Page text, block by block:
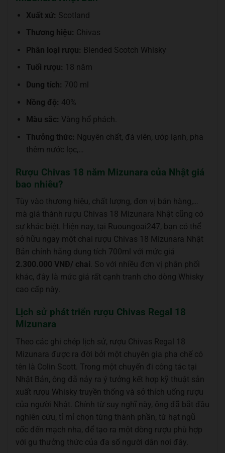
Xuất xứ: Scotland
Thương hiệu: Chivas
Phân loại rượu: Blended Scotch Whisky
Tuổi rượu: 18 năm
Dung tích: 700 ml
Nồng độ: 40%
Màu sắc: Vàng hổ phách.
Thưởng thức: Nguyên chất, đá viên, ướp lạnh, pha
thêm nước lọc,…
Rượu Chivas 18 năm Mizunara của Nhật giá
bao nhiêu?
Tùy vào thương hiệu, chất lượng, đơn vị bán hàng,…
mà giá thành rượu Chivas 18 Mizunara Nhật cũng có
sự khác biệt. Hiện nay, tại Ruoungoai247, bạn có thể
sở hữu ngay một chai rượu Chivas 18 Mizunara Nhật
Bản chính hãng dung tích 700ml với mức giá
2.300.000 VNĐ/ chai . So với nhiều đơn vị phân phối
khác, đây là mức giá rất cạnh tranh cho dòng Whisky
cao cấp này.
Lịch sử phát triển rượu Chivas Regal 18
Mizunara
Theo các ghi chép lịch sử, rượu Chivas Regal 18
Mizunara được ra đời bởi một chuyên gia pha chế có
tên là Colin Scott. Trong một chuyến đi công tác tại
Nhật Bản, ông đã nảy ra ý tưởng kết hợp kỹ thuật sản
xuất rượu Whisky truyền thống và sở thích uống rượu
của người Nhật. Chính từ suy nghĩ này, ông đã bắt đầu
nghiên cứu, tỉ mỉ chọn từng thành phần, từ hạt ngũ
cốc đến mạch nha, để tạo ra một dòng rượu phù hợp
với gu thưởng thức của đa số người dân nơi đây.